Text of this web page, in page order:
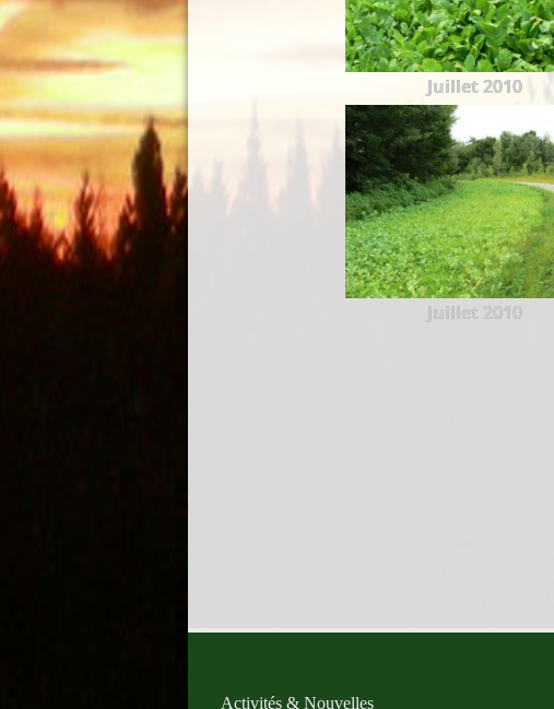
Juillet 2010
Juillet 2010
Activités & Nouvelles